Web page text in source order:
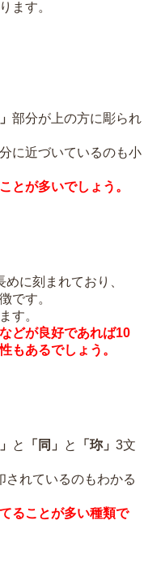
ます。
部分が上の方に彫られ
に近づいているのも小
とが多いでしょう。
めに刻まれており、
です。
す。
どが良好であれば10
もあるでしょう。
と 「同」 と 「珎」 3文
されているのもわかる
ることが多い種類で